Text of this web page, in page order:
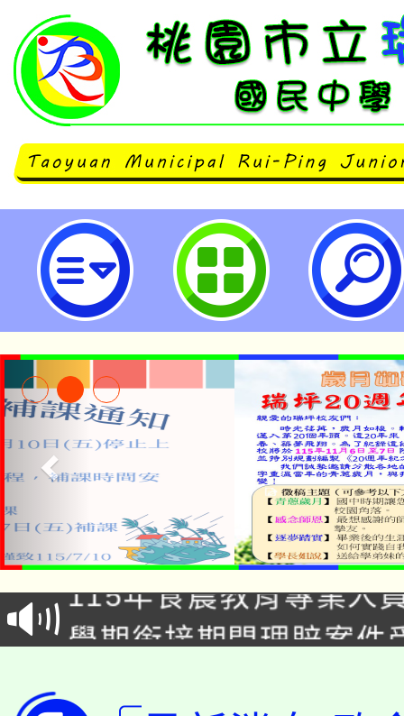
登革熱防制-桃園市立瑞坪國民中學
淨零綠生活教案入校路
會
115年食農教育專業人
程
學期銜接期間理賠案件